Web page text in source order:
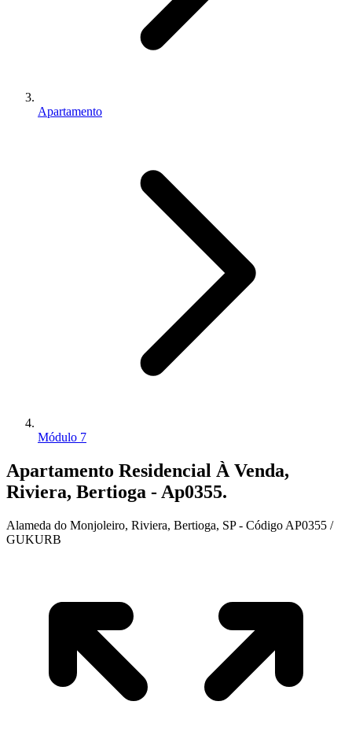
Apartamento
Módulo 7
Apartamento Residencial À Venda,
Riviera, Bertioga - Ap0355.
Alameda do Monjoleiro, Riviera, Bertioga, SP - Código AP0355 /
GUKURB